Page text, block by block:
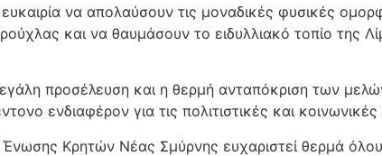
να απολαύσουν τις μοναδικές φυσικές
και να θαυμάσουν το ειδυλλιακό τοπίο της
προσέλευση και η θερμή ανταπόκριση των
ενδιαφέρον για τις πολιτιστικές και
Ένωσης Κρητών Νέας Σμύρνης ευχαριστεί θερμά